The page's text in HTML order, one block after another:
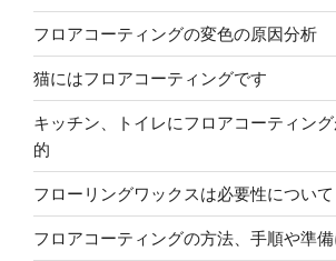
フロアコーティングの変色の原因分析
猫にはフロアコーティングです
キッチン、トイレにフロアコーティン
的
フローリングワックスは必要性について
フロアコーティングの方法、手順や準